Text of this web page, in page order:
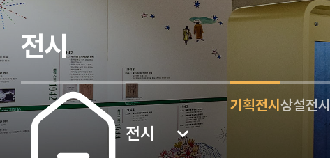
전시
기획전시 상설전시
전시